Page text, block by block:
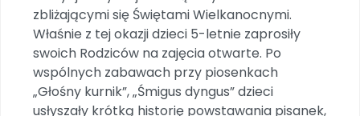
POLECAMY
Wybierz prezent
Przy zamówieniu prenumeraty
Zaplanuj rok przedszkolny
Letnia wyprzedaż
Promocje w sklepie
Nowości
Zapowiedzi
Bliżej Pieska
Pomoc zwierzętom
Książka (dla) Przedszkolaka
Promowanie czytelnictwa
Filmy edukacyjne
zbliżającymi się Świętami Wielkanocnymi.
Właśnie z tej okazji dzieci 5-letnie zaprosiły
swoich Rodziców na zajęcia otwarte. Po
wspólnych zabawach przy piosenkach
„Głośny kurnik”, „Śmigus dyngus” dzieci
usłyszały krótką historię powstawania pisanek,